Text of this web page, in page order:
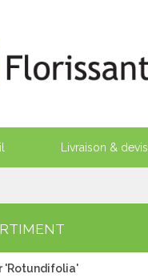
Livraison & devis
'Rotundifolia'